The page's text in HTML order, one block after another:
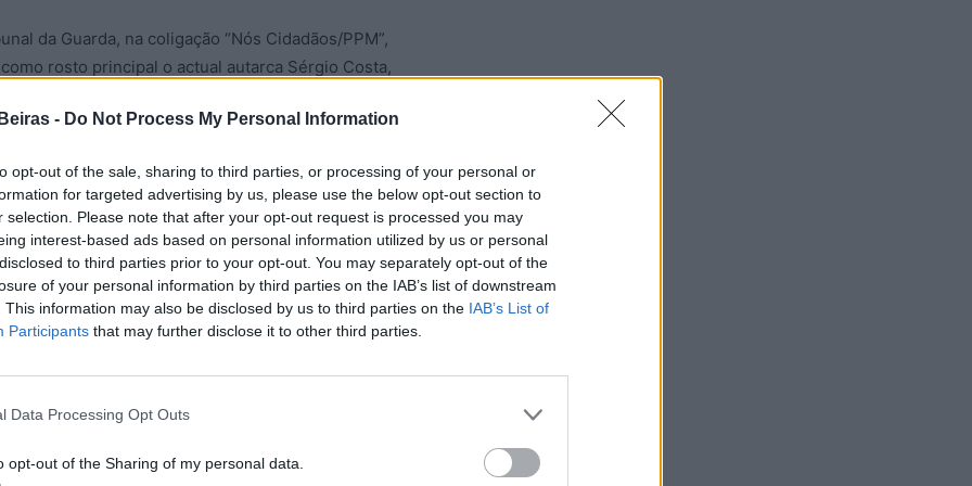
- Do Not Process My Personal Information
opt-out of the sale, sharing to third parties, or processing of your personal or
for targeted advertising by us, please use the below opt-out section to
selection. Please note that after your opt-out request is processed you may
interest-based ads based on personal information utilized by us or personal
to third parties prior to your opt-out. You may separately opt-out of the
of your personal information by third parties on the IAB’s list of downstream
This information may also be disclosed by us to third parties on the IAB’s List of
Participants that may further disclose it to other third parties.
Data Processing Opt Outs
opt-out of the Sharing of my personal data.
da Guarda, na coligação “Nós Cidadãos/PPM”,
como rosto principal o actual autarca Sérgio Costa,
se Cláudia Guedes, Rui Melo, Vitor Roque,
Sofia Gomes, Inês Monteiro, Hélder Sequeira e
seguindo-se José Valbom e Maria da Graça
Vanda Sequeira, João Garcia, Sérgio Marques,
constituída por António Monteirinho, Carla Sanches,
Monteiro e Sandrina Clara. Miguel Borges é o
segundo lugar Adelaide Campos e em terceiro
IL) tem João Prata como cabeça-de-lista à